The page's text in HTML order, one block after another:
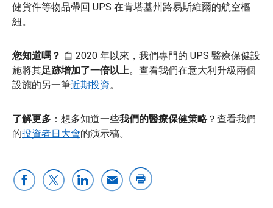
健貨件等物品帶回 UPS 在肯塔基州路易斯維爾的航空樞
紐。
您知道嗎？ 自 2020 年以來，我們專門的 UPS 醫療保健設
施將其足跡增加了一倍以上。查看我們在意大利升級兩個
設施的另一筆近期投資。
了解更多 ：想多知道一些我們的醫療保健策略？查看我們
的投資者日大會的演示稿。